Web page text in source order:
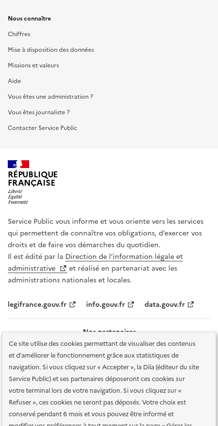
Ce site utilise des cookies permettant de visualiser des contenus
et d'améliorer le fonctionnement grâce aux statistiques de
navigation. Si vous cliquez sur « Accepter », la Dila (éditeur du site
Service Public) et ses partenaires déposeront ces cookies sur
votre terminal lors de votre navigation. Si vous cliquez sur «
Refuser », ces cookies ne seront pas déposés. Votre choix est
conservé pendant 6 mois et vous pouvez être informé et
Nous connaître
Chiffres
Mise à disposition des données
Missions et valeurs
Aide
Vous êtes une administration ?
Vous êtes journaliste ?
Contacter Service Public
RÉPUBLIQUE
FRANÇAISE
Service Public vous informe et vous oriente vers les services
qui permettent de connaître vos obligations, d’exercer vos
droits et de faire vos démarches du quotidien.
Il est édité par la Direction de l’information légale et
administrative
et réalisé en partenariat avec les
administrations nationales et locales.
legifrance.gouv.fr info.gouv.fr data.gouv.fr
Nos partenaires
Plan du site Accessibilité : totalement conforme
Accessibilité des
services en ligne Mentions légales Données personnelles et sécurité